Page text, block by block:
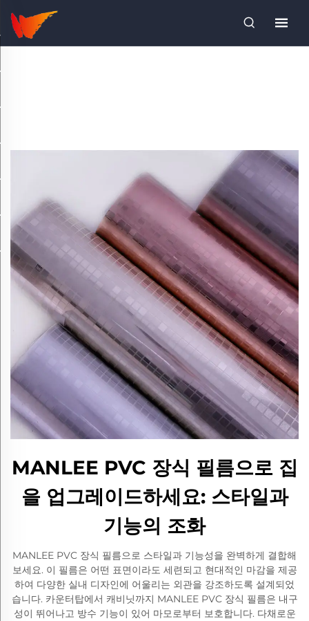
MANLEE PVC 장식 필름으로 집
을 업그레이드하세요: 스타일과
기능의 조화
MANLEE PVC 장식 필름으로 스타일과 기능성을 완벽하게 결합해
보세요. 이 필름은 어떤 표면이라도 세련되고 현대적인 마감을 제공
하여 다양한 실내 디자인에 어울리는 외관을 강조하도록 설계되었
습니다. 카운터탑에서 캐비닛까지 MANLEE PVC 장식 필름은 내구
성이 뛰어나고 방수 기능이 있어 마모로부터 보호합니다. 다채로운